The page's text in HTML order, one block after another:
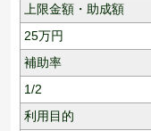
上限金額・助成額
25万円
補助率
1/2
利用目的